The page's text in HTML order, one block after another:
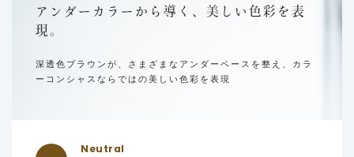
アンダーカラーから導く、 美しい色彩を表
現。
深透色ブラウンが、さまざまなアンダーベースを整え、 カラ
ーコンシャスならではの美しい色彩を表現
Neutral